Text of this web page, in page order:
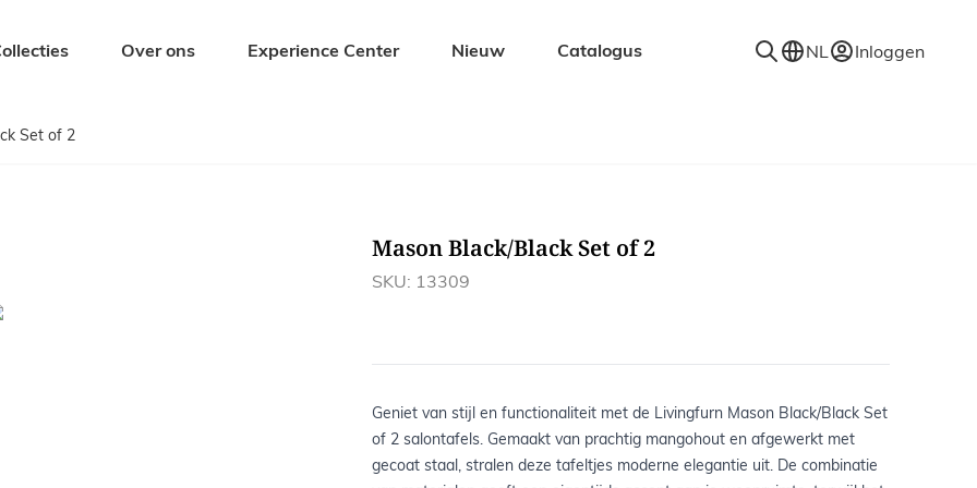
Tuinstoelen
Ligbedden
Spiegels
Over ons Experience Center Nieuw Catalogus NL Inloggen
Set of 2
Mason Black/Black Set of 2
SKU: 13309
Geniet van stijl en functionaliteit met de Livingfurn Mason Black/Black Set
of 2 salontafels. Gemaakt van prachtig mangohout en afgewerkt met
gecoat staal, stralen deze tafeltjes moderne elegantie uit. De combinatie